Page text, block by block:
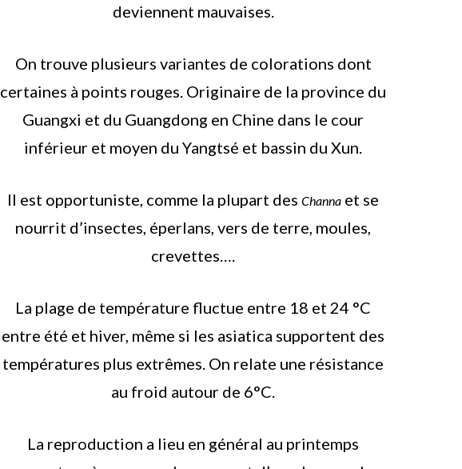
deviennent mauvaises.
On trouve plusieurs variantes de colorations dont
certaines à points rouges. Originaire de la province du
Guangxi et du Guangdong en Chine dans le cour
inférieur et moyen du Yangtsé et bassin du Xun.
Il est opportuniste, comme la plupart desChanna et se
nourrit d’insectes, éperlans, vers de terre, moules,
crevettes….
La plage de température fluctue entre 18 et 24 °C
entre été et hiver, même si les asiatica supportent des
températures plus extrêmes. On relate une résistance
au froid autour de 6°C.
La reproduction a lieu en général au printemps